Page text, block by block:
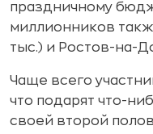
праздничному
миллионников
тыс.) и Ростов-на-
Чаще всего
что подарят что-
своей второй